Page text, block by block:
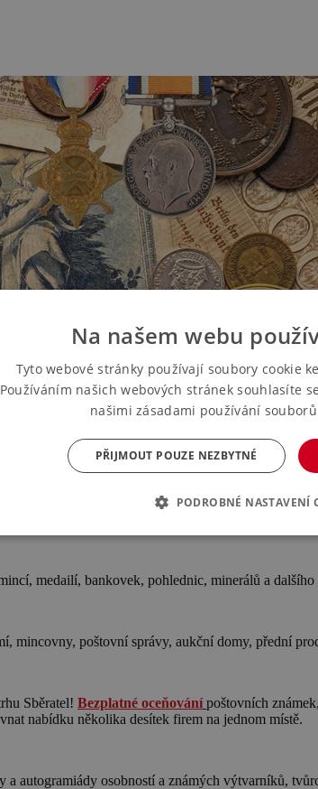
medailí, bankovek, pohlednic, minerálů a
mincovny, poštovní správy, aukční domy, přední
Sběratel! Bezplatné oceňování poštovních
nabídku několika desítek firem na jednom místě.
autogramiády osobností a známých výtvarníků,
Na našem webu
Tyto webové stránky používají soubory cookie
Používáním našich webových stránek souhlasíte
našimi zásadami používání
PŘIJMOUT POUZE NEZBYTNÉ
PODROBNÉ NASTAVENÍ